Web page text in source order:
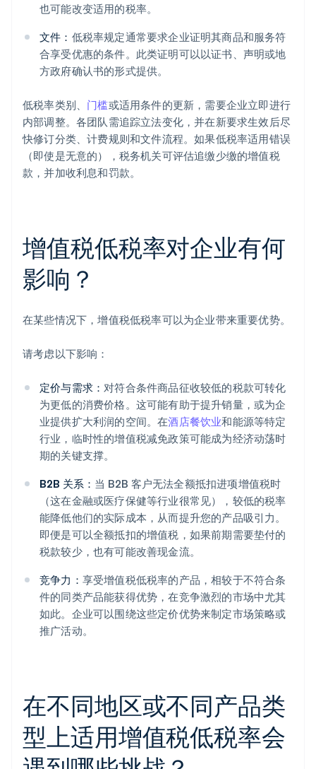
也可能改变适用的税率。
文件： 低税率规定通常要求企业证明其商品和服务符
合享受优惠的条件。此类证明可以以证书、声明或地
方政府确认书的形式提供。
低税率类别、 门槛或适用条件的更新，需要企业立即进行
内部调整。各团队需追踪立法变化，并在新要求生效后尽
快修订分类、计费规则和文件流程。如果低税率适用错误
（即使是无意的），税务机关可评估追缴少缴的增值税
款，并加收利息和罚款。
增值税低税率对企业有何
影响？
在某些情况下，增值税低税率可以为企业带来重要优势。
请考虑以下影响：
定价与需求：对符合条件商品征收较低的税款可转化
为更低的消费价格。这可能有助于提升销量，或为企
业提供扩大利润的空间。在酒店餐饮业和能源等特定
行业，临时性的增值税减免政策可能成为经济动荡时
期的关键支撑。
B2B 关系： 当 B2B 客户无法全额抵扣进项增值税时
（这在金融或医疗保健等行业很常见），较低的税率
能降低他们的实际成本，从而提升您的产品吸引力。
即便是可以全额抵扣的增值税，如果前期需要垫付的
税款较少，也有可能改善现金流。
竞争力： 享受增值税低税率的产品，相较于不符合条
件的同类产品能获得优势，在竞争激烈的市场中尤其
如此。企业可以围绕这些定价优势来制定市场策略或
推广活动。
在不同地区或不同产品类
型上适用增值税低税率会